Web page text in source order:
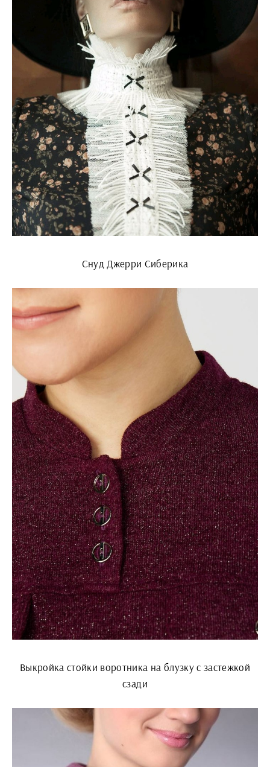
Снуд Джерри Сиберика
Выкройка стойки воротника на блузку с застежкой
сзади